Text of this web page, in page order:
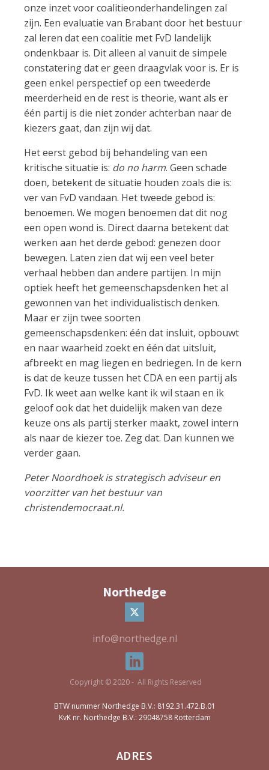
onze inzet voor coalitieonderhandelingen zal
zijn. Een evaluatie van Brabant door het bestuur
zal leren dat een coalitie met FvD landelijk
ondenkbaar is. Dit alleen al vanuit de simpele
constatering dat er geen draagvlak voor is. Er is
geen enkel perspectief op een tweederde
meerderheid en de rest is theorie, want als er
één partij is die niet zonder achterban naar de
kiezers gaat, dan zijn wij dat.
Het eerst gebod bij behandeling van een
kritische situatie is: do no harm. Geen schade
doen, betekent de situatie houden zoals die is:
ver van FvD vandaan. Het tweede gebod is:
benoemen. We mogen benoemen dat dit nog
een open wond is. Direct daarna betekent dat
werken aan het derde gebod: genezen door
bewegen. Laten zien dat wij een veel beter
verhaal hebben dan andere partijen. In mijn
optiek heeft het gemeenschapsdenken het al
gewonnen van het individualistisch denken.
Maar er zijn twee soorten
gemeenschapsdenken: één dat insluit, opbouwt
en naar waarheid zoekt en één dat uitsluit,
afbreekt en mag liegen en bedriegen. In de kern
is dat de keuze tussen het CDA en een partij als
FvD. Ik weet aan welke kant ik wil staan en ik
geloof ook dat het duidelijk maken van deze
keuze ons als partij sterker maakt, zowel intern
als naar de kiezer toe. Zeg dat. Dan kunnen we
verder gaan.
Peter Noordhoek is strategisch adviseur en
voorzitter van het bestuur van
christendemocraat.nl.
Northedge
info@northedge.nl
Copyright © 2020 - All Rights Reserved
BTW nummer Northedge B.V.: 8192.31.472.B.01
KvK nr. Northedge B.V.: 29048758 Rotterdam
ADRES